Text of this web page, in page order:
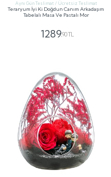
Aynı Gün Teslimat / Ücretsiz Teslimat
Teraryum İyi Ki Doğdun Canım Arkadaşım
Tabelalı Masa Ve Pastalı Mor
1289,90 TL